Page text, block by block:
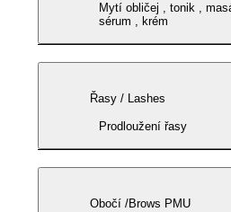
Mytí obličej , tonik ,
sérum , krém
Řasy / Lashes
Prodloužení řasy
Obočí /Brows PMU